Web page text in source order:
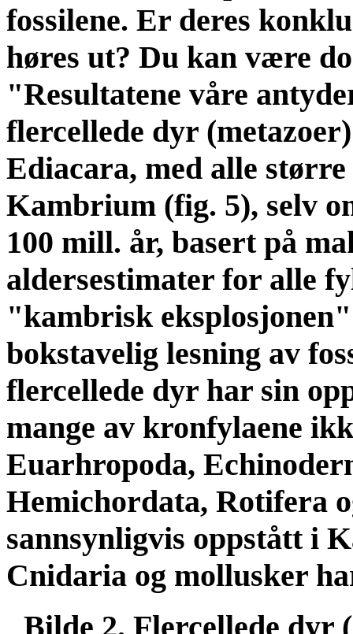
fossilene. Er deres
høres ut? Du kan være
"Resultatene våre
flercellede dyr
Ediacara, med alle
Kambrium (fig. 5), selv
100 mill. år, basert på
aldersestimater for alle
"kambrisk
bokstavelig lesning av
flercellede dyr har sin
mange av kronfylaene
Euarhropoda,
Hemichordata, Rotifera
sannsynligvis oppstått i
Cnidaria og mollusker
Bilde 2. Flercellede dyr